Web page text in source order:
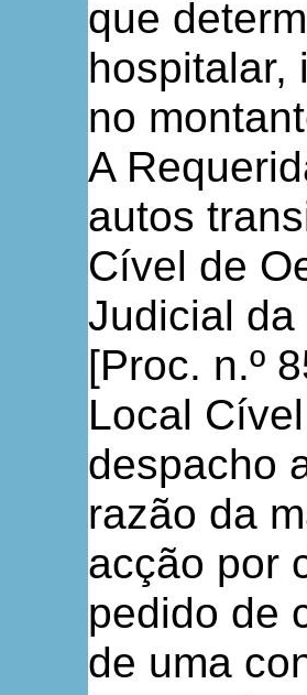
que
hospitalar,
no
A
autos
Cível de
Judicial
[Proc. n.º
Local
despacho
razão da
acção por
pedido de
de uma